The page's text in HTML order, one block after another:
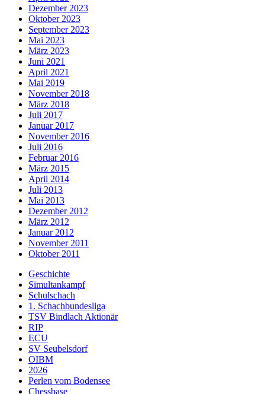
Dezember 2023
Oktober 2023
September 2023
Mai 2023
März 2023
Juni 2021
April 2021
Mai 2019
November 2018
März 2018
Juli 2017
Januar 2017
November 2016
Juli 2016
Februar 2016
März 2015
April 2014
Juli 2013
Mai 2013
Dezember 2012
März 2012
Januar 2012
November 2011
Oktober 2011
Geschichte
Simultankampf
Schulschach
1. Schachbundesliga
TSV Bindlach Aktionär
RIP
ECU
SV Seubelsdorf
OIBM
2026
Perlen vom Bodensee
Chessbase